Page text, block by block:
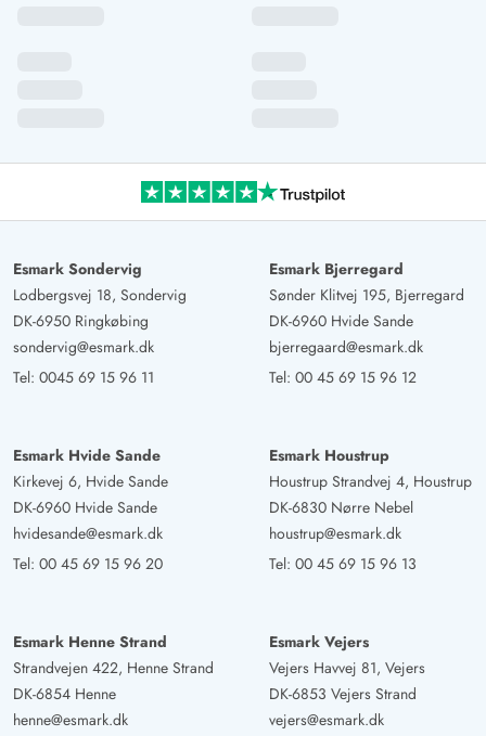
Esmark Sondervig
Lodbergsvej 18, Sondervig
DK-6950 Ringkøbing
sondervig@esmark.dk
Tel: 0045 69 15 96 11
Esmark Bjerregard
Sønder Klitvej 195, Bjerregard
DK-6960 Hvide Sande
bjerregaard@esmark.dk
Tel: 00 45 69 15 96 12
Esmark Hvide Sande
Kirkevej 6, Hvide Sande
DK-6960 Hvide Sande
hvidesande@esmark.dk
Tel: 00 45 69 15 96 20
Esmark Houstrup
Houstrup Strandvej 4, Houstrup
DK-6830 Nørre Nebel
houstrup@esmark.dk
Tel: 00 45 69 15 96 13
Esmark Henne Strand
Strandvejen 422, Henne Strand
DK-6854 Henne
henne@esmark.dk
Esmark Vejers
Vejers Havvej 81, Vejers
DK-6853 Vejers Strand
vejers@esmark.dk